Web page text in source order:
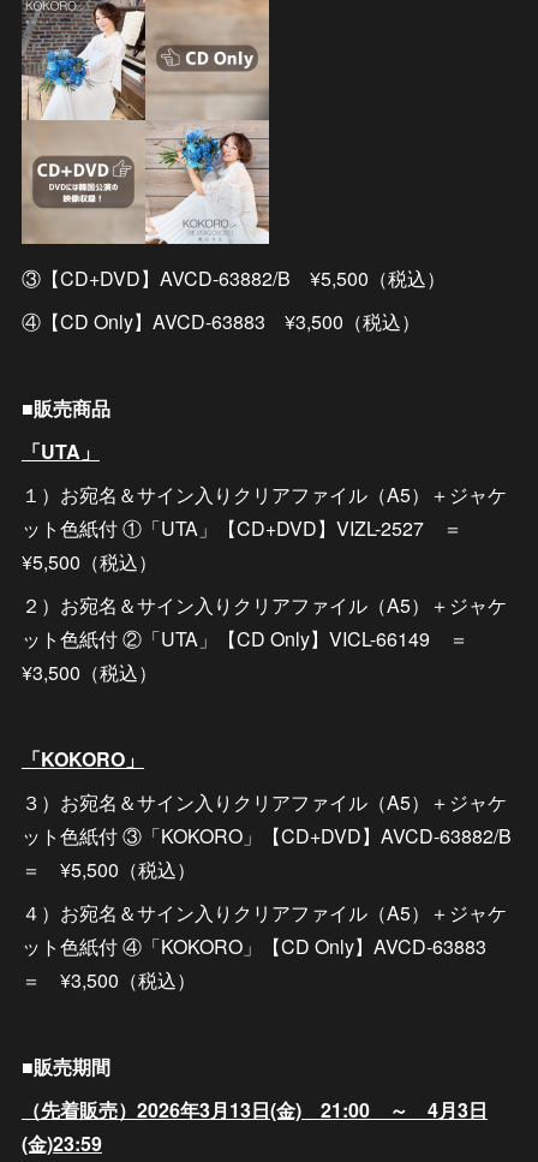
③【CD+DVD】AVCD-63882/B ¥5,500（税込）
④【CD Only】AVCD-63883 ¥3,500（税込）
■販売商品
「UTA」
１）お宛名＆サイン入りクリアファイル（A5）＋ジャケ
ット色紙付 ①「UTA」【CD+DVD】VIZL-2527 ＝
¥5,500（税込）
２）お宛名＆サイン入りクリアファイル（A5）＋ジャケ
ット色紙付 ②「UTA」【CD Only】VICL-66149 ＝
¥3,500（税込）
「KOKORO」
３）お宛名＆サイン入りクリアファイル（A5）＋ジャケ
ット色紙付 ③「KOKORO」【CD+DVD】AVCD-63882/B
＝ ¥5,500（税込）
４）お宛名＆サイン入りクリアファイル（A5）＋ジャケ
ット色紙付 ④「KOKORO」【CD Only】AVCD-63883
＝ ¥3,500（税込）
■販売期間
（先着販売）2026年3月13日(金) 21:00 ～ 4月3日
(金)23:59